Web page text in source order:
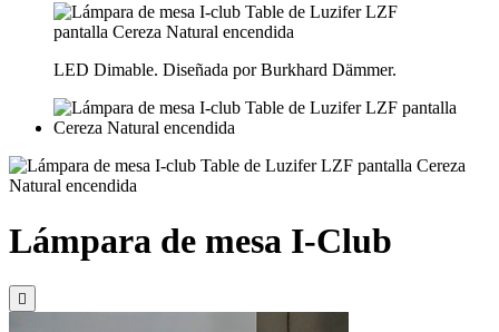
LED Dimable. Diseñada por Burkhard Dämmer.
Lámpara de mesa I-Club
